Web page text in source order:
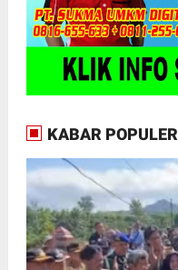
KABAR POPULER